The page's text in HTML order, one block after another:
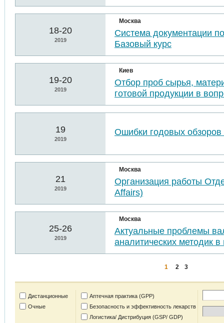
18-20
2019
Москва
Система документации
Базовый курс
19-20
2019
Киев
Отбор проб сырья,
готовой продукции в
19
2019
Ошибки годовых обзоров
21
2019
Москва
Организация работы
Affairs)
25-26
2019
Москва
Актуальные проблемы
аналитических методик в
1 2 3
Дистанционные
Очные
Аптечная практика (GPP)
Безопасность и эффективность лекарств
Логистика/ Дистрибуция (GSP/ GDP)